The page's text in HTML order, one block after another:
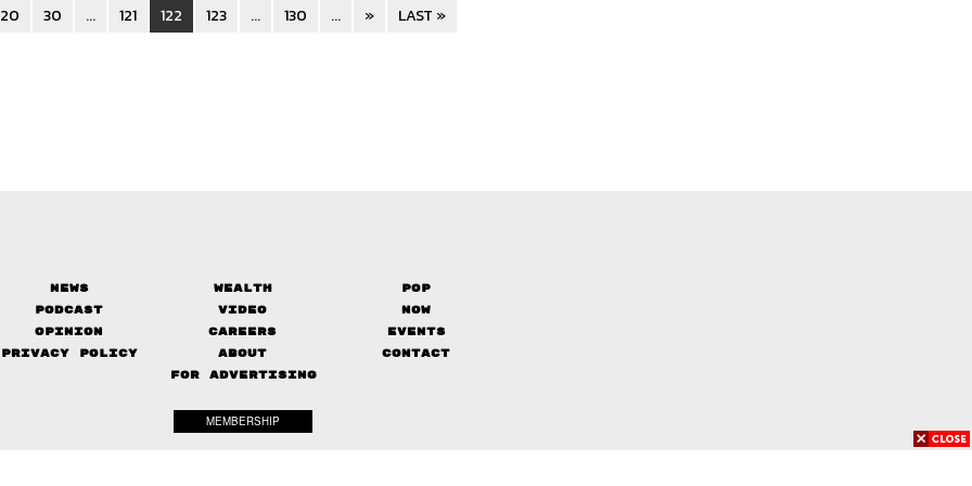
20 30 ... 121 122 123 ... 130 ... » LAST »
News Wealth
Pop
Podcast
Video
Now
Opinion
Careers
Events
Privacy Policy
About
Contact
FOR ADVERTISING
MEMBERSHIP